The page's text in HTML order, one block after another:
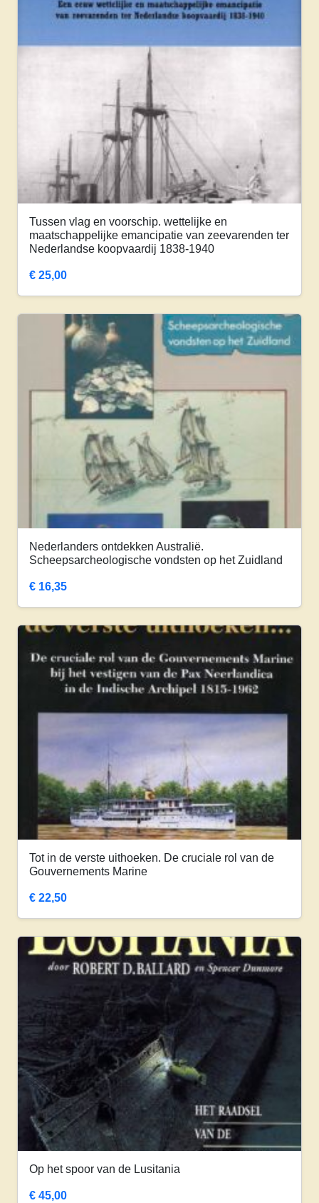
Tussen vlag en voorschip. wettelijke en
maatschappelijke emancipatie van zeevarenden ter
Nederlandse koopvaardij 1838-1940
€ 25,00
Nederlanders ontdekken Australië.
Scheepsarcheologische vondsten op het Zuidland
€ 16,35
Tot in de verste uithoeken. De cruciale rol van de
Gouvernements Marine
€ 22,50
Op het spoor van de Lusitania
€ 45,00